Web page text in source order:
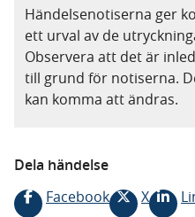
Händelsenotiserna ger
ett urval av de
Observera att det är
till grund för notiserna.
kan komma att ändras.
Dela händelse
Facebook
X